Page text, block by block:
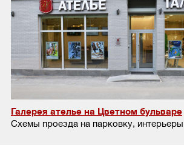
Галерея ателье на Цветном бульваре
Схемы проезда на парковку, интерьеры